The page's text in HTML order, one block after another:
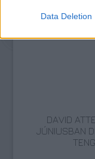
Data Deletion
DAVID
JÚNIUSBAN